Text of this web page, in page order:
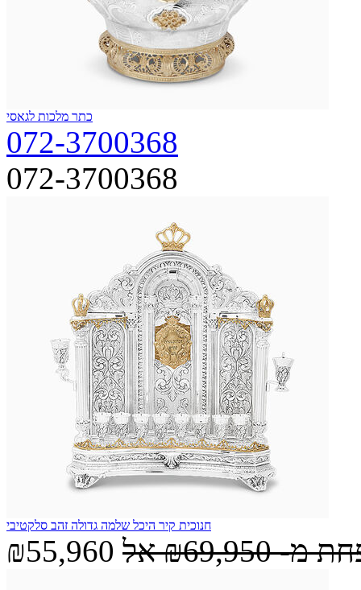
כתר מלכות לגאסי
072-3700368
072-3700368
חנוכית קיר היכל שלמה גדולה זהב סלקטיבי
₪55,960 מ-₪69,950 אל